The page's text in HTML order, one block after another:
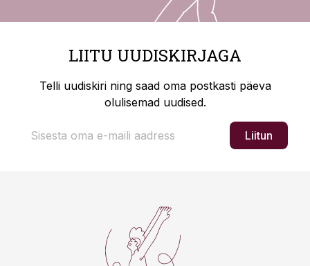
LIITU UUDISKIRJAGA
Telli uudiskiri ning saad oma postkasti päeva
olulisemad uudised.
Liitun